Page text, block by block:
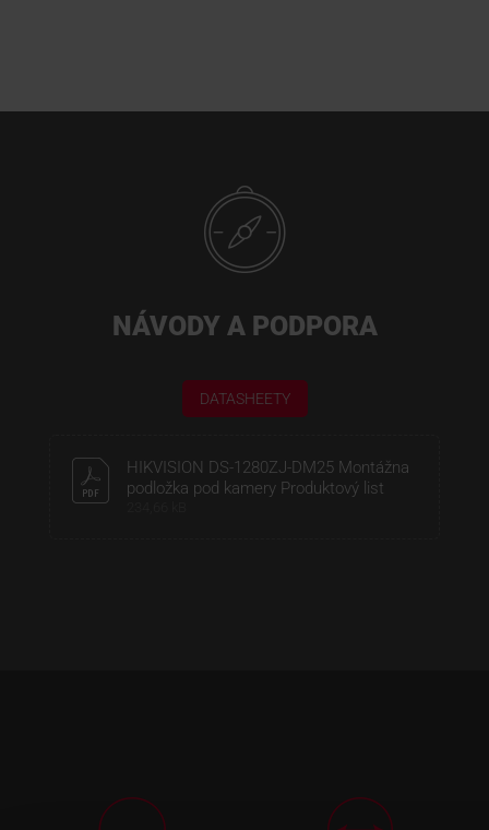
NÁVODY A PODPORA
DATASHEETY
HIKVISION DS-1280ZJ-DM25 Montážna
podložka pod kamery Produktový list